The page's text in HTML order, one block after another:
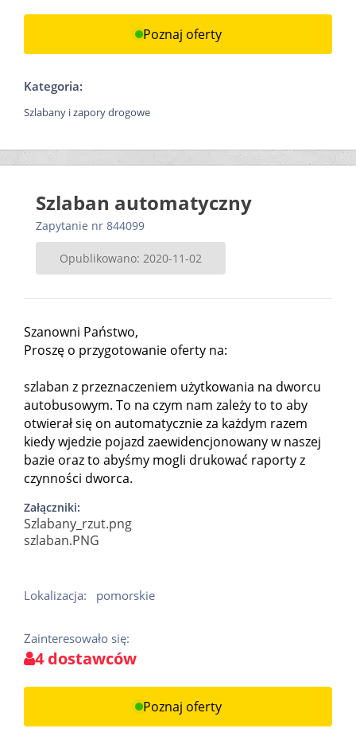
Poznaj oferty
Kategoria:
Szlabany i zapory drogowe
Szlaban automatyczny
Zapytanie nr 844099
Opublikowano: 2020-11-02
Szanowni Państwo,
Proszę o przygotowanie oferty na:
szlaban z przeznaczeniem użytkowania na dworcu
autobusowym. To na czym nam zależy to to aby
otwierał się on automatycznie za każdym razem
kiedy wjedzie pojazd zaewidencjonowany w naszej
bazie oraz to abyśmy mogli drukować raporty z
czynności dworca.
Załączniki:
Szlabany_rzut.png
szlaban.PNG
Lokalizacja: pomorskie
Zainteresowało się:
4 dostawców
Poznaj oferty